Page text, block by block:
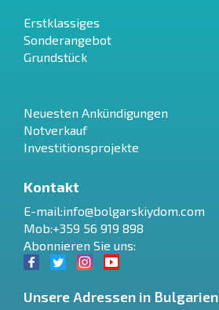
Erstklassiges
Sonderangebot
Grundstück
Neuesten Ankündigungen
Notverkauf
Investitionsprojekte
Kontakt
E-mail:info@bolgarskiydom.com
Mob:+359 56 919 898
Abonnieren Sie uns:
Unsere Adressen in Bulgarien